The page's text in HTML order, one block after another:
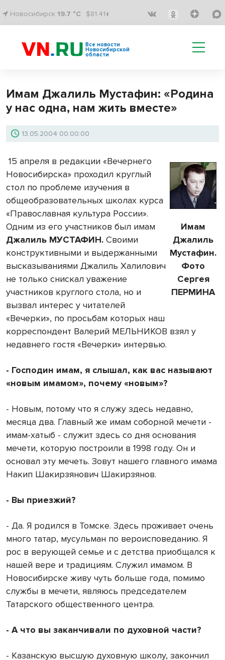
Новосибирск 19.7 °C $81.41↑
Все новости
Новосибирской
области
Имам Джалиль Мустафин: «Родина
у нас одна, нам жить вместе»
13.05.2004 00:00:00
Имам
Джалиль
Мустафин.
Фото
Сергея
ПЕРМИНА
15 апреля в редакции «Вечернего
Новосибирска» проходил круглый
стол по проблеме изучения в
общеобразовательных школах курса
«Православная культура России».
Одним из его участников был имам
Джалиль МУСТАФИН. Своими
конструктивными и выдержанными
высказываниями Джалиль Халилович
не только снискал уважение
участников круглого стола, но и
вызвал интерес у читателей
«Вечерки», по просьбам которых наш
корреспондент Валерий МЕЛЬНИКОВ взял у
недавнего гостя «Вечерки» интервью.
- Господин имам, я слышал, как вас называют
«новым имамом», почему «новым»?
- Новым, потому что я служу здесь недавно,
месяца два. Главный же имам соборной мечети -
имам-хатыб - служит здесь со дня основания
мечети, которую построили в 1998 году. Он и
основал эту мечеть. Зовут нашего главного имама
Накип Шакирзянович Шакирзянов.
- Вы приезжий?
- Да. Я родился в Томске. Здесь проживает очень
много татар, мусульман по вероисповеданию. Я
рос в верующей семье и с детства приобщался к
нашей вере и традициям. Служил имамом. В
Новосибирске живу чуть больше года, помимо
службы в мечети, являюсь председателем
Татарского общественного центра.
- А что вы заканчивали по духовной части?
- Казанскую высшую духовную школу, закончил